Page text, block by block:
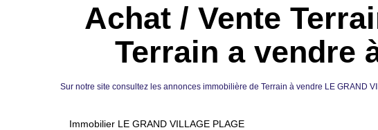
Achat / Vente
Terrain a vendre
Sur notre site consultez les annonces immobilière de Terrain à vendre LE GRAND
Immobilier LE GRAND VILLAGE PLAGE